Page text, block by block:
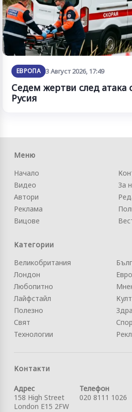
ЕВРОПА 3 Август 2026, 17:49
Седем жертви след атака
Русия
Меню
Начало
Видео
Автори
Реклама
Вицове
За
Категории
Великобритания
Лондон
Любопитно
Лайфстайл
Полезно
Свят
Технологии
Контакти
Адрес
158 High Street
London E15 2FW
Телефон
020 8111 1026